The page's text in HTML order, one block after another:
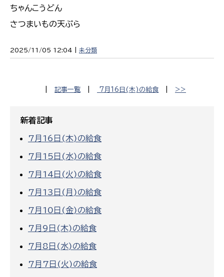
ちゃんこうどん
さつまいもの天ぷら
2025/11/05 12:04 | 未分類
記事一覧 7月16日(木)の給食 >>
新着記事
7月16日(木)の給食
7月15日(水)の給食
7月14日(火)の給食
7月13日(月)の給食
7月10日(金)の給食
7月9日(木)の給食
7月8日(水)の給食
7月7日(火)の給食